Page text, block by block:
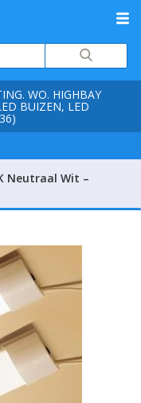
WO. HIGHBAY
BUIZEN, LED
Neutraal Wit –